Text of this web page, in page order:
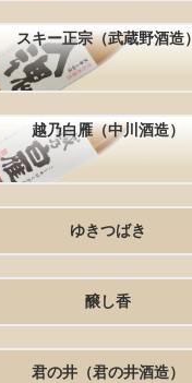
スキー正宗（武蔵野酒造）
越乃白雁（中川酒造）
ゆきつばき
醸し香
君の井（君の井酒造）